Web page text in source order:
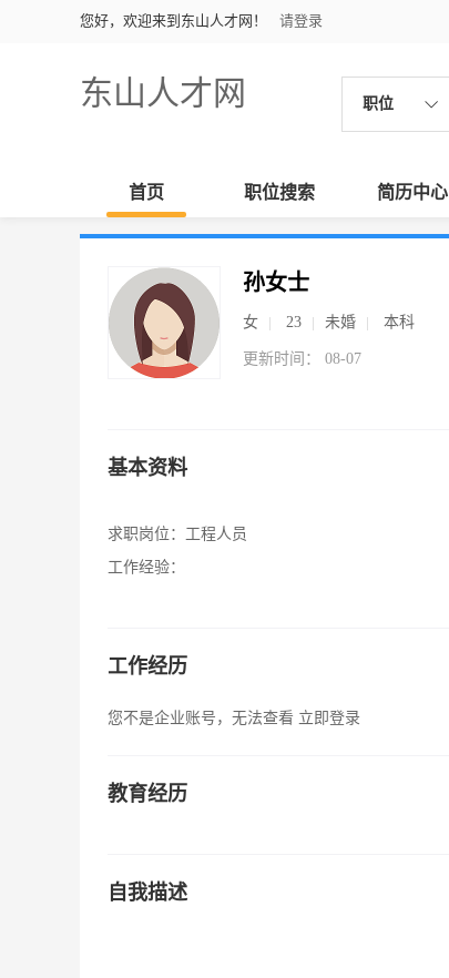
您好，欢迎来到东山人才网！ 请登录
东山人才网 职位
首页 职位搜索 简历中心
孙女士
女 23 未婚 本科
更新时间： 08-07
基本资料
求职岗位： 工程人员
工作经验：
工作经历
您不是企业账号，无法查看 立即登录
教育经历
自我描述